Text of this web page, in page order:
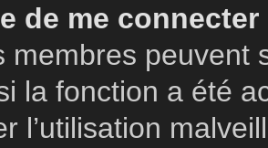
de me connecter
membres peuvent
la fonction a été
l’utilisation